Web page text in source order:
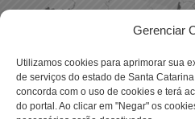
Gerenciar
Utilizamos cookies para aprimorar sua
de serviços do estado de Santa
concorda com o uso de cookies e terá
do portal. Ao clicar em "Negar" os